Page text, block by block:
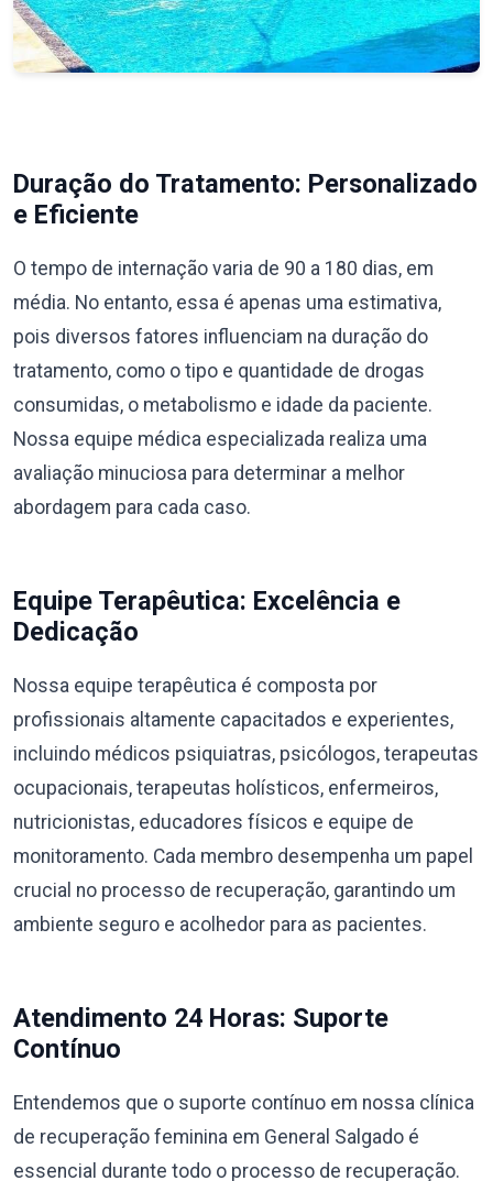
Duração do Tratamento: Personalizado
e Eficiente
O tempo de internação varia de 90 a 180 dias, em
média. No entanto, essa é apenas uma estimativa,
pois diversos fatores influenciam na duração do
tratamento, como o tipo e quantidade de drogas
consumidas, o metabolismo e idade da paciente.
Nossa equipe médica especializada realiza uma
avaliação minuciosa para determinar a melhor
abordagem para cada caso.
Equipe Terapêutica: Excelência e
Dedicação
Nossa equipe terapêutica é composta por
profissionais altamente capacitados e experientes,
incluindo médicos psiquiatras, psicólogos, terapeutas
ocupacionais, terapeutas holísticos, enfermeiros,
nutricionistas, educadores físicos e equipe de
monitoramento. Cada membro desempenha um papel
crucial no processo de recuperação, garantindo um
ambiente seguro e acolhedor para as pacientes.
Atendimento 24 Horas: Suporte
Contínuo
Entendemos que o suporte contínuo em nossa clínica
de recuperação feminina em General Salgado é
essencial durante todo o processo de recuperação.